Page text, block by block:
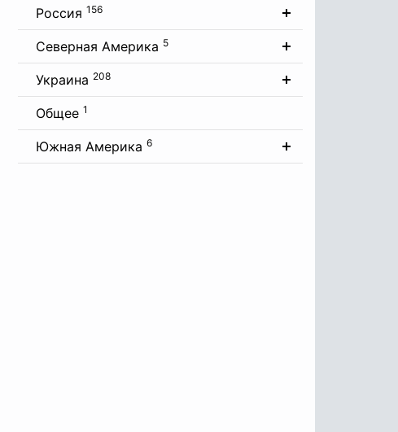
Россия 156
Северная Америка 5
Украина 208
Общее 1
Южная Америка 6